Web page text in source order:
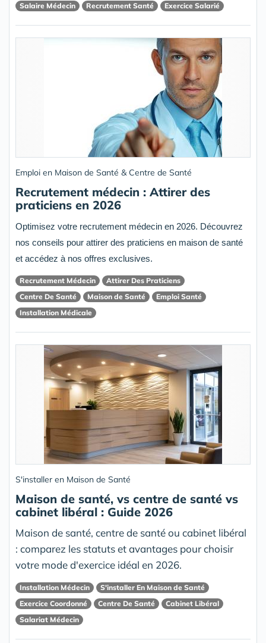
Salaire Médecin
Recrutement Santé Exercice Salarié
Emploi en Maison de Santé & Centre de Santé
Recrutement médecin : Attirer des
praticiens en 2026
Optimisez votre recrutement médecin en 2026. Découvrez
nos conseils pour attirer des praticiens en maison de santé
et accédez à nos offres exclusives.
Recrutement Médecin
Attirer Des Praticiens
Centre De Santé
Maison de Santé
Emploi Santé
Installation Médicale
S'installer en Maison de Santé
Maison de santé, vs centre de santé vs
cabinet libéral : Guide 2026
Maison de santé, centre de santé ou cabinet libéral
: comparez les statuts et avantages pour choisir
votre mode d'exercice idéal en 2026.
Installation Médecin
S'installer En Maison de Santé
Exercice Coordonné
Centre De Santé
Cabinet Libéral
Salariat Médecin